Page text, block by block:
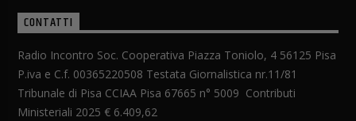
CONTATTI
Radio Incontro Soc. Cooperativa Piazza Toniolo, 4 56125 Pisa
P.iva e C.f. 00365220508 Testata Giornalistica nr.11/81
Tribunale di Pisa CCIAA Pisa 67665 n° 5009 Contributi
Ministeriali 2025 € 6.409,62